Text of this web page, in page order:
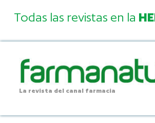
Todas las revistas en la
La revista del canal farmacia